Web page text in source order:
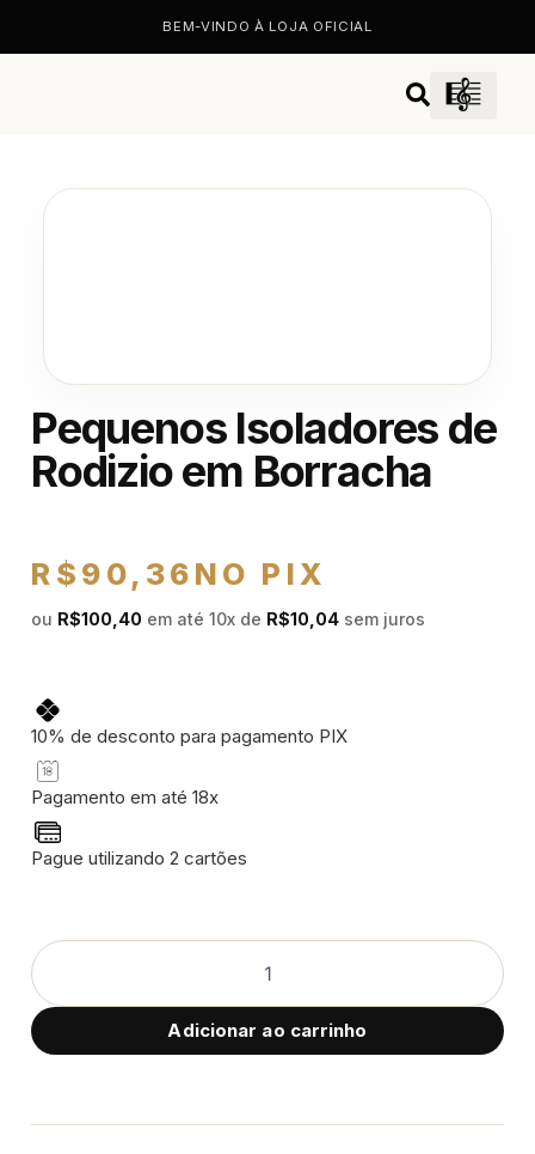
BEM-VINDO À LOJA OFICIAL
Pequenos Isoladores de
Rodizio em Borracha
R$ 90,36 NO PIX
ou R$100,40 em até 10x de R$10,04 sem juros
10% de desconto para pagamento PIX
Pagamento em até 18x
Pague utilizando 2 cartões
Adicionar ao carrinho